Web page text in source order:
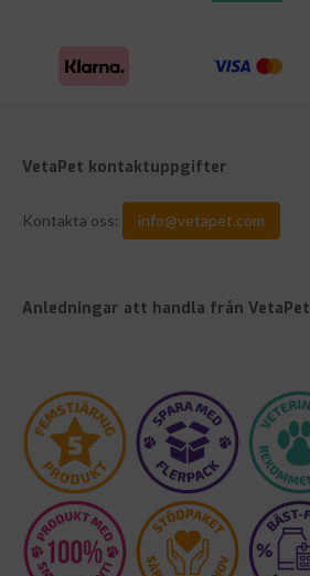
VetaPet kontaktuppgifter
Kontakta oss: info@vetapet.com
Anledningar att handla från VetaPet